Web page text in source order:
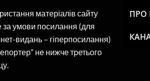
матеріалів сайту
умови посилання (для
видань – гіперпосилання)
не нижче третього
ПРО